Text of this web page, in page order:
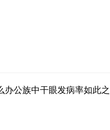
公族中干眼发病率如此